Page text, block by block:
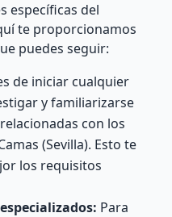
específicas del
te proporcionamos
puedes seguir:
de iniciar cualquier
y familiarizarse
con los
(Sevilla). Esto te
los requisitos
Para